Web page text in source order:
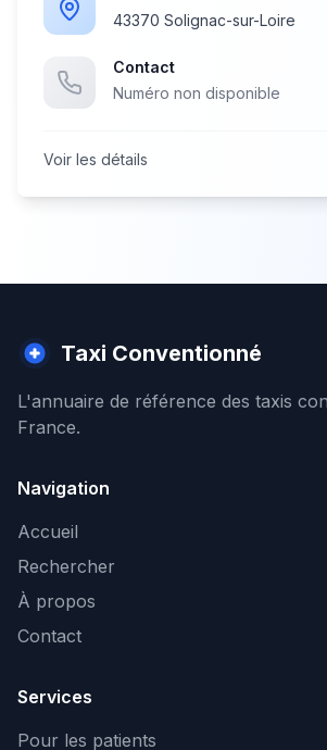
43370 Solignac-sur-Loire
Contact
Numéro non disponible
Voir les détails
Taxi Conventionné
L'annuaire de référence des taxis
France.
Navigation
Accueil
Rechercher
À propos
Contact
Services
Pour les patients